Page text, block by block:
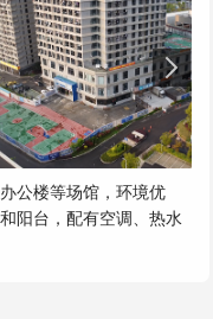
公楼等场馆，环境优
阳台，配有空调、热水